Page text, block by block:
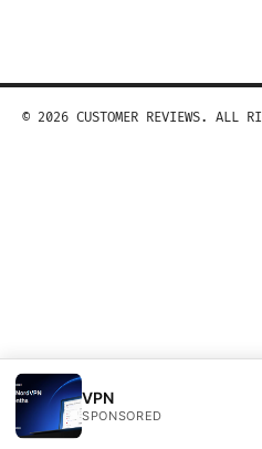
VPN
SPONSORED
© 2026 CUSTOMER REVIEWS. ALL